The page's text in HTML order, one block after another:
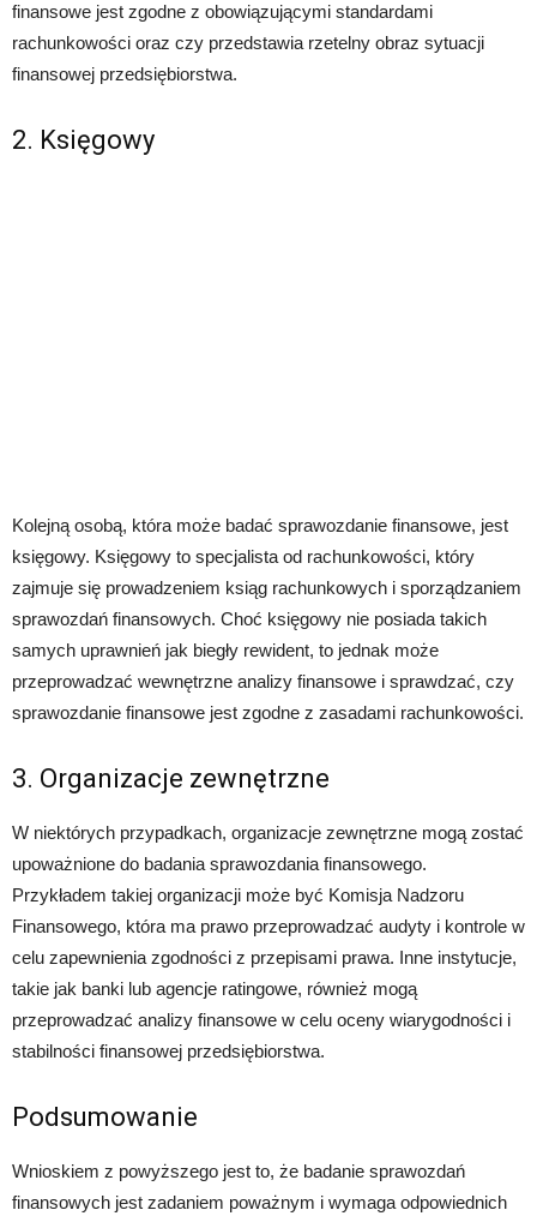
finansowe jest zgodne z obowiązującymi standardami
rachunkowości oraz czy przedstawia rzetelny obraz sytuacji
finansowej przedsiębiorstwa.
2. Księgowy
Kolejną osobą, która może badać sprawozdanie finansowe, jest
księgowy. Księgowy to specjalista od rachunkowości, który
zajmuje się prowadzeniem ksiąg rachunkowych i sporządzaniem
sprawozdań finansowych. Choć księgowy nie posiada takich
samych uprawnień jak biegły rewident, to jednak może
przeprowadzać wewnętrzne analizy finansowe i sprawdzać, czy
sprawozdanie finansowe jest zgodne z zasadami rachunkowości.
3. Organizacje zewnętrzne
W niektórych przypadkach, organizacje zewnętrzne mogą zostać
upoważnione do badania sprawozdania finansowego.
Przykładem takiej organizacji może być Komisja Nadzoru
Finansowego, która ma prawo przeprowadzać audyty i kontrole w
celu zapewnienia zgodności z przepisami prawa. Inne instytucje,
takie jak banki lub agencje ratingowe, również mogą
przeprowadzać analizy finansowe w celu oceny wiarygodności i
stabilności finansowej przedsiębiorstwa.
Podsumowanie
Wnioskiem z powyższego jest to, że badanie sprawozdań
finansowych jest zadaniem poważnym i wymaga odpowiednich